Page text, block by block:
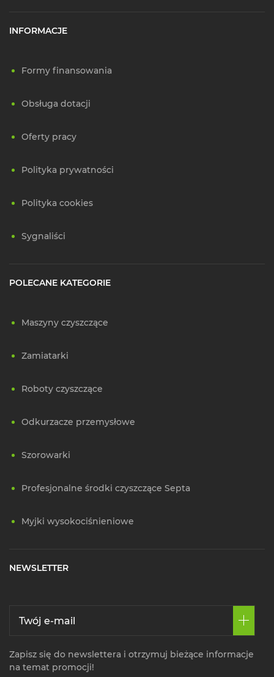
INFORMACJE
Formy finansowania
Obsługa dotacji
Oferty pracy
Polityka prywatności
Polityka cookies
Sygnaliści
POLECANE KATEGORIE
Maszyny czyszczące
Zamiatarki
Roboty czyszczące
Odkurzacze przemysłowe
Szorowarki
Profesjonalne środki czyszczące Septa
Myjki wysokociśnieniowe
NEWSLETTER
Zapisz się do newslettera i otrzymuj bieżące informacje
na temat promocji!